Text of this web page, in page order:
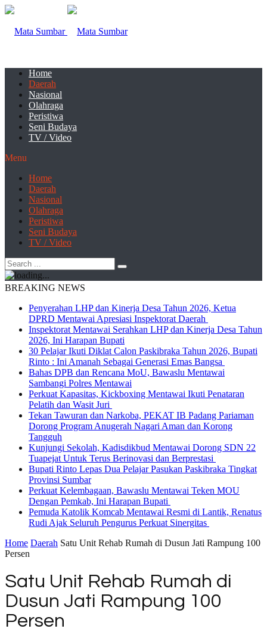
Home
Daerah
Nasional
Olahraga
Peristiwa
Seni Budaya
TV / Video
Menu
Home
Daerah
Nasional
Olahraga
Peristiwa
Seni Budaya
TV / Video
BREAKING NEWS
Penyerahan LHP dan Kinerja Desa Tahun 2026, Ketua
DPRD Mentawai Apresiasi Inspektorat Daerah
Inspektorat Mentawai Serahkan LHP dan Kinerja Desa Tahun
2026, Ini Harapan Bupati
30 Pelajar Ikuti Diklat Calon Paskibraka Tahun 2026, Bupati
Rinto : Ini Amanah Sebagai Generasi Emas Bangsa
Bahas DPB dan Rencana MoU, Bawaslu Mentawai
Sambangi Polres Mentawai
Perkuat Kapasitas, Kickboxing Mentawai Ikuti Penataran
Pelatih dan Wasit Juri
Tekan Tawuran dan Narkoba, PEKAT IB Padang Pariaman
Dorong Program Anugerah Nagari Aman dan Korong
Tangguh
Kunjungi Sekolah, Kadisdikbud Mentawai Dorong SDN 22
Tuapejat Untuk Terus Berinovasi dan Berprestasi
Bupati Rinto Lepas Dua Pelajar Pasukan Paskibraka Tingkat
Provinsi Sumbar
Perkuat Kelembagaan, Bawaslu Mentawai Teken MOU
Dengan Pemkab, Ini Harapan Bupati
Pemuda Katolik Komcab Mentawai Resmi di Lantik, Renatus
Rudi Ajak Seluruh Pengurus Perkuat Sinergitas
Home Daerah Satu Unit Rehab Rumah di Dusun Jati Rampung 100
Persen
Satu Unit Rehab Rumah di
Dusun Jati Rampung 100
Persen